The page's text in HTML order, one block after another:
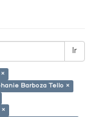
Ir
Barboza Tello ×